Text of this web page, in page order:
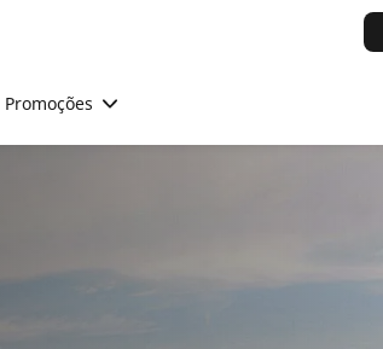
Promoções